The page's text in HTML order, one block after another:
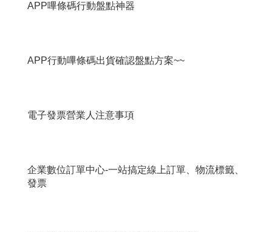
APP嗶條碼行動盤點神器
APP行動嗶條碼出貨確認盤點方案~~
電子發票營業人注意事項
企業數位訂單中心-一站搞定線上訂單、物流標籤、
發票